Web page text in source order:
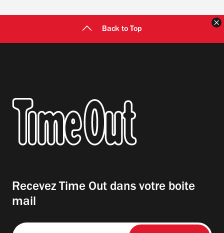
Back to Top
Recevez Time Out dans votre boite
mail
Entrez